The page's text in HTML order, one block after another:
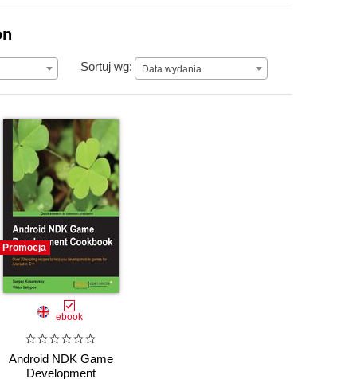
Sortuj wg: Data wydania
Data wydania
Promocja
ebook
Android NDK Game
Development